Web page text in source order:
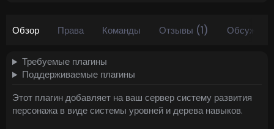
р
с
д
а
и
я
Обзор Права Команды Отзывы (1)
Требуемые плагины
Поддерживаемые плагины
Этот плагин добавляет на ваш сервер систему развития
персонажа в виде системы уровней и дерева навыков.